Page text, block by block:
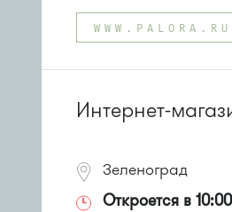
Автобус № 20.
Маршрутка № 460м
Автобусы № 14, 16, 20,
WWW.PALORA.RU
Интернет-
Зеленоград
Откроется в 10:00